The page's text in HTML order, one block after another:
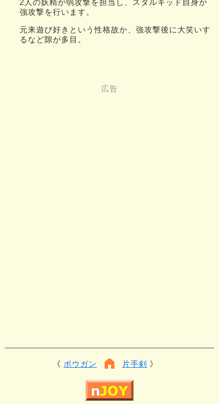
2人の妖精が弱攻撃を担当し、スタルキッド自身が
強攻撃を行います。
元来遊び好きという性格故か、強攻撃後に大笑いす
るなど隙が多目。
ボウガン 片手剣